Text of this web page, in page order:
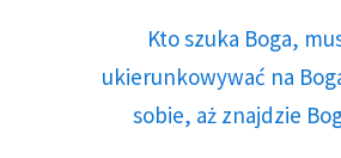
Kto szuka Boga,
ukierunkowywać na
sobie, aż znajdzie